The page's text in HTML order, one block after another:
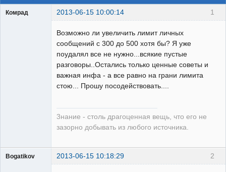
1
Комрад 2013-06-15 10:00:14
Возможно ли увеличить лимит личных
сообщений с 300 до 500 хотя бы? Я уже
поудалял все не нужно...всякие пустые
разговоры..Остались только ценные советы и
важная инфа - а все равно на грани лимита
стою... Прошу посодействовать....
3нание - столь драгоценная вещь, что его не
зазорно добывать из любого источника.
2
Bogatikov 2013-06-15 10:18:29